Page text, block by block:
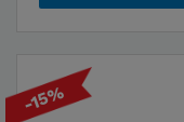
-15%